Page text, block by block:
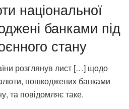
національної
банками під
стану
розглянув лист […] щодо
пошкоджених банками
та повідомляє таке.